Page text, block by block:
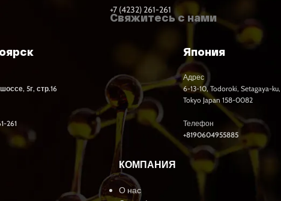
+7 (4232) 261-261
Свяжитесь с нами
5г, стр.16
261
Япония
Адрес
6-13-10, Todoroki, Setagaya-ku,
Tokyo Japan 158-0082
Телефон
+8190604955885
КОМПАНИЯ
О нас